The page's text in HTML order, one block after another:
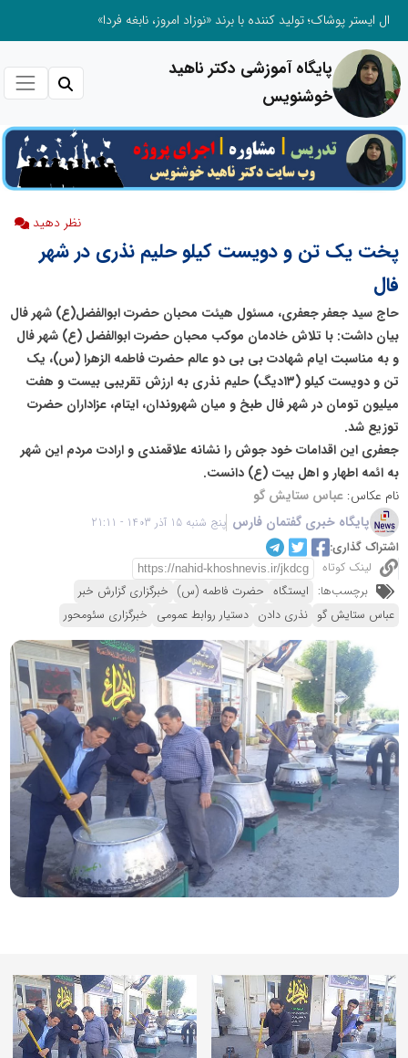
ال ایستر پوشاک؛ تولید کننده با برند «نوزاد امروز، نابغه فردا»
پایگاه آموزشی دکتر ناهید
خوشنویس
نظر دهید
پخت یک تن و دویست کیلو حلیم نذری در شهر
فال
حاج سید جعفر جعفری، مسئول هیئت محبان حضرت ابوالفضل(ع) شهر فال
بیان داشت: با تلاش خادمان موکب محبان حضرت ابوالفضل (ع) شهر فال
و به مناسبت ایام شهادت بی بی دو عالم حضرت فاطمه الزهرا (س)، یک
تن و دویست کیلو (۱۳دیگ) حلیم نذری به ارزش تقریبی بیست و هفت
میلیون تومان در شهر فال طبخ و میان شهروندان، ایتام، عزاداران حضرت
توزیع شد.
جعفری این اقدامات خود جوش را نشانه علاقمندی و ارادت مردم این شهر
به ائمه اطهار و اهل بیت (ع) دانست.
نام عکاس:عباس ستایش گو
پایگاه خبری گفتمان فارس پنج شنبه 15 آذر 1403 - 21:11
اشتراک گذاری:
لینک کوتاه
برچسب‌ها: ایستگاه حضرت فاطمه (س) خبرگزاری گزارش خبر
عباس ستایش گو نذری دادن دستیار روابط عمومی خبرگزاری سئومحور